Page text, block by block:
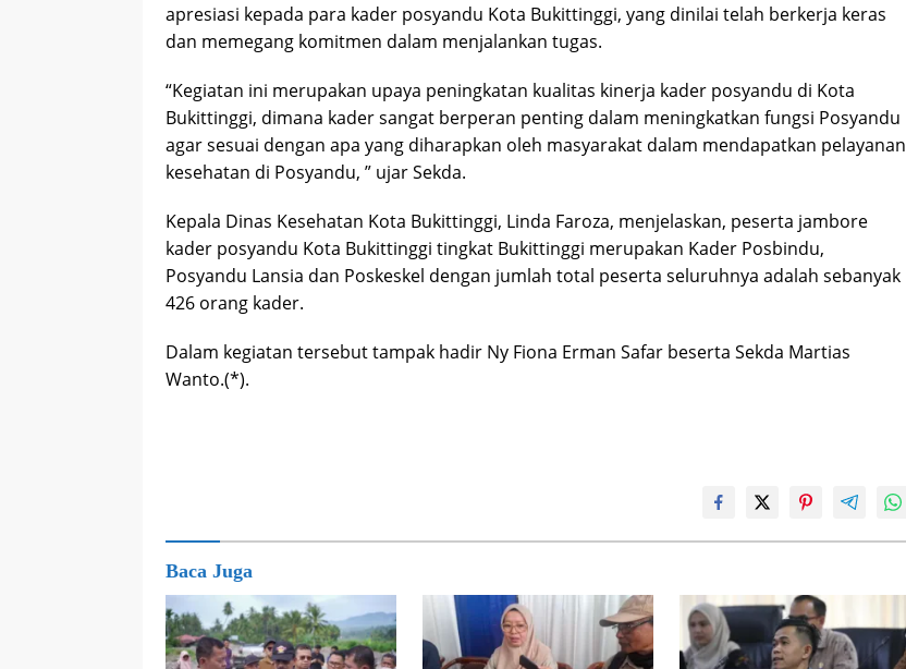
apresiasi kepada para kader posyandu Kota Bukittinggi, yang dinilai telah berkerja keras
dan memegang komitmen dalam menjalankan tugas.
“Kegiatan ini merupakan upaya peningkatan kualitas kinerja kader posyandu di Kota
Bukittinggi, dimana kader sangat berperan penting dalam meningkatkan fungsi Posyandu
agar sesuai dengan apa yang diharapkan oleh masyarakat dalam mendapatkan pelayanan
kesehatan di Posyandu, ” ujar Sekda.
Kepala Dinas Kesehatan Kota Bukittinggi, Linda Faroza, menjelaskan, peserta jambore
kader posyandu Kota Bukittinggi tingkat Bukittinggi merupakan Kader Posbindu,
Posyandu Lansia dan Poskeskel dengan jumlah total peserta seluruhnya adalah sebanyak
426 orang kader.
Dalam kegiatan tersebut tampak hadir Ny Fiona Erman Safar beserta Sekda Martias
Wanto.(*).
Baca Juga